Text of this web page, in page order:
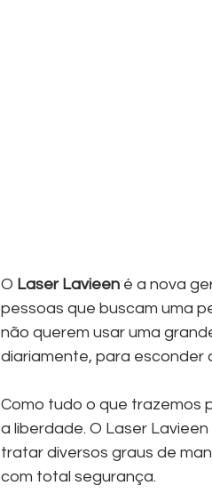
O Laser Lavieen é a nova
pessoas que buscam uma
não querem usar uma
diariamente, para esconder
Como tudo o que trazemos
a liberdade. O Laser
tratar diversos graus de
com total segurança.